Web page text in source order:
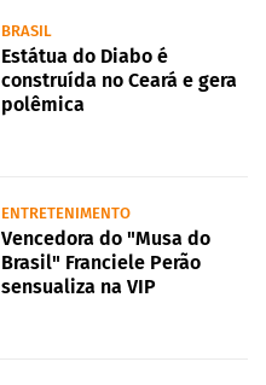
BRASIL
Estátua do Diabo é
construída no Ceará e gera
polêmica
ENTRETENIMENTO
Vencedora do "Musa do
Brasil" Franciele Perão
sensualiza na VIP